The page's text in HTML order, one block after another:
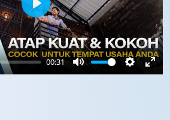
00:31
Mute Settings
Play